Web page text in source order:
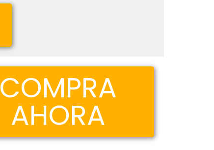
COMPRA
AHORA